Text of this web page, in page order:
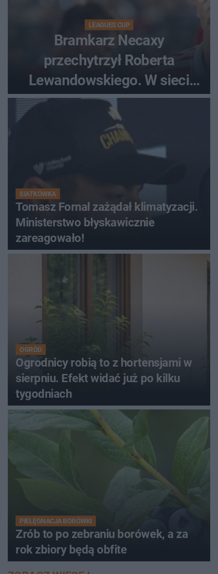
LEAGUES CUP
Bramkarz Necaxy
przechytrzył Roberta
Lewandowskiego. W sieci
krąży wideo z tego pojedynku
SIATKÓWKA
Tomasz Fornal zażądał klimatyzacji.
Ministerstwo błyskawicznie
zareagowało!
OGRÓD
Ogrodnicy robią to z hortensjami w
sierpniu. Efekt widać już po kilku
tygodniach
PIELĘGNACJA BORÓWKI
Zrób to po zebraniu borówek, a za
rok zbiory będą obfite